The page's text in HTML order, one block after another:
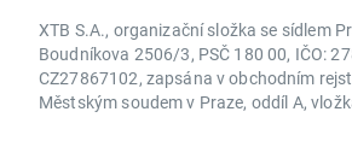
XTB S.A., organizační složka se sídlem
Boudníkova 2506/3, PSČ 180 00, IČO:
CZ27867102, zapsána v obchodním
Městským soudem v Praze, oddíl A,